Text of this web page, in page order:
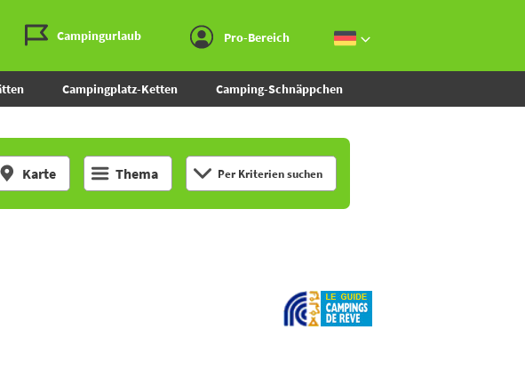
Campingurlaub Pro-Bereich
Campingplatz-Ketten Camping-Schnäppchen
Karte Thema Per Kriterien suchen